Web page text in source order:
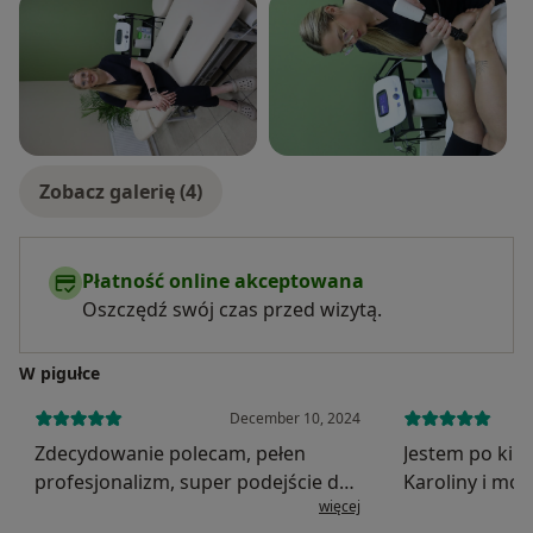
Redukcja napięcia mięśniowego – Techniki
pomagające w redukcji stresu i napięć w mięśniach.
Zobacz galerię (4)
Płatność online akceptowana
Oszczędź swój czas przed wizytą.
W pigułce
December 10, 2024
Zdecydowanie polecam, pełen
profesjonalizm, super podejście do
więcej
Jestem po
Karoliny i